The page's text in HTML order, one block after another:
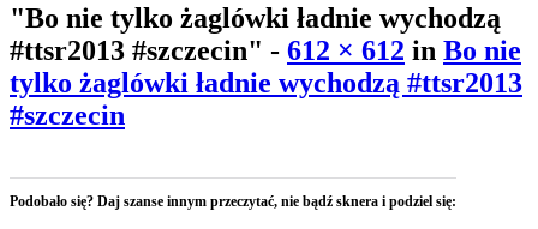
"Bo nie tylko żaglówki ładnie wychodzą
#ttsr2013 #szczecin" - 612 × 612 in Bo nie
tylko żaglówki ładnie wychodzą #ttsr2013
#szczecin
Podobało się? Daj szanse innym przeczytać, nie bądź sknera i podziel się: